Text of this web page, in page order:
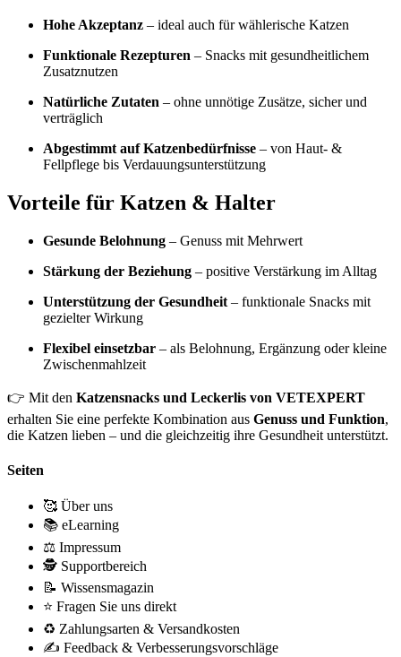
Hohe Akzeptanz – ideal auch für wählerische Katzen
Funktionale Rezepturen – Snacks mit gesundheitlichem
Zusatznutzen
Natürliche Zutaten – ohne unnötige Zusätze, sicher und
verträglich
Abgestimmt auf Katzenbedürfnisse – von Haut- &
Fellpflege bis Verdauungsunterstützung
Vorteile für Katzen & Halter
Gesunde Belohnung – Genuss mit Mehrwert
Stärkung der Beziehung – positive Verstärkung im Alltag
Unterstützung der Gesundheit – funktionale Snacks mit
gezielter Wirkung
Flexibel einsetzbar – als Belohnung, Ergänzung oder kleine
Zwischenmahlzeit
👉 Mit den Katzensnacks und Leckerlis von VETEXPERT
erhalten Sie eine perfekte Kombination aus Genuss und Funktion,
die Katzen lieben – und die gleichzeitig ihre Gesundheit unterstützt.
Seiten
🥰 Über uns
📚 eLearning
⚖️ Impressum
🕵 Supportbereich
📝 Wissensmagazin
⭐ Fragen Sie uns direkt
♻️ Zahlungsarten & Versandkosten
✍️ Feedback & Verbesserungsvorschläge